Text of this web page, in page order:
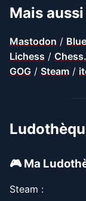
Mais
Mastodon /
Lichess /
GOG / Steam /
🎮 Ma
Steam :